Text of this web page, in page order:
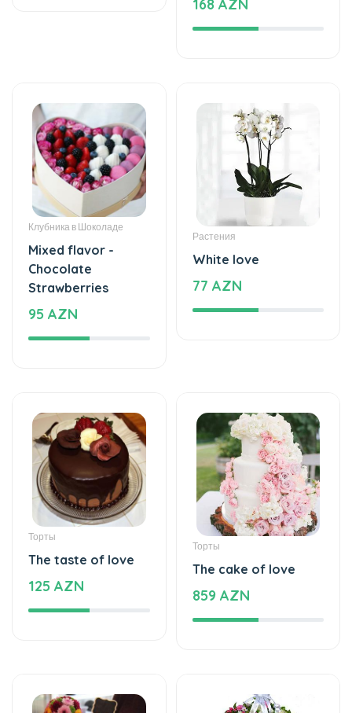
Клубника в Шоколаде
Mixed flavor -
Chocolate
Strawberries
95 AZN
White love
77 AZN
Торты
The taste of love
125 AZN
Торты
The cake of love
859 AZN